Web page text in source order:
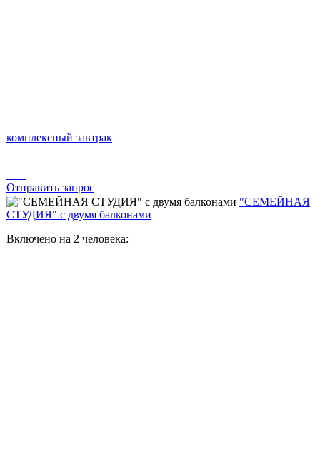
комплексный завтрак
Отправить запрос
"СЕМЕЙНАЯ
СТУДИЯ" с двумя балконами
Включено на 2 человека: